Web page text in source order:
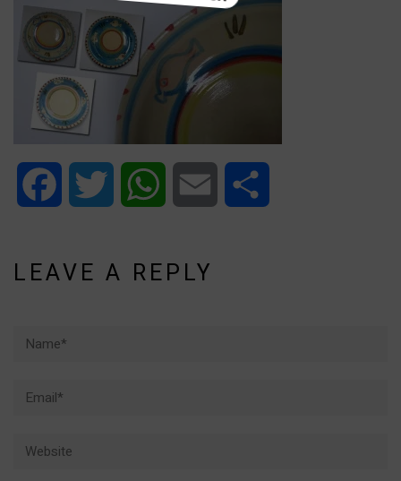
Facebook Twitter WhatsApp Email
LEAVE A REPLY